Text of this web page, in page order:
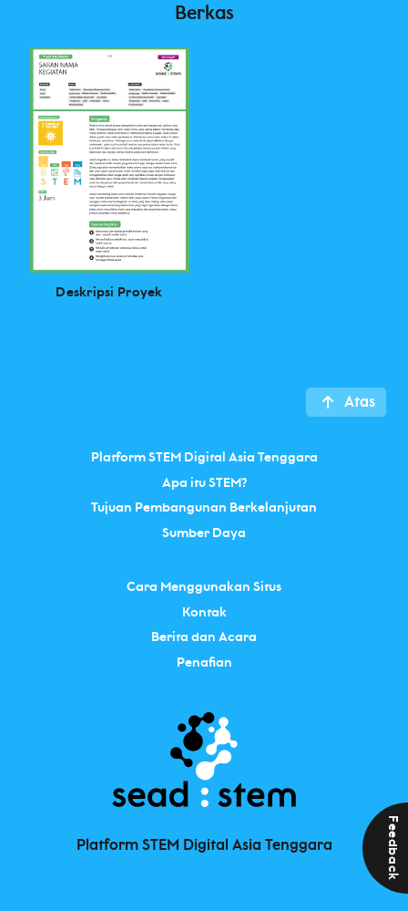
Feedback
Berkas
Deskripsi Proyek
Atas
Platform STEM Digital Asia Tenggara
Apa itu STEM?
Tujuan Pembangunan Berkelanjutan
Sumber Daya
Platform STEM Digital Asia Tenggara
Cara Menggunakan Situs
Kontak
Berita dan Acara
Penafian